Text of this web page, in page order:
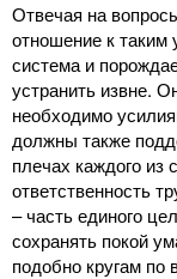
Отвечая на
отношение к таким
система и
устранить извне.
необходимо
должны также
плечах каждого
ответственность
– часть единого
сохранять покой
подобно кругам по